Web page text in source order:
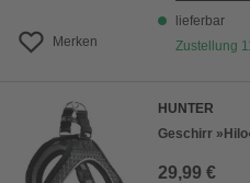
Merken
lieferbar
Zustellung
HUNTER
Geschirr
29,99 €